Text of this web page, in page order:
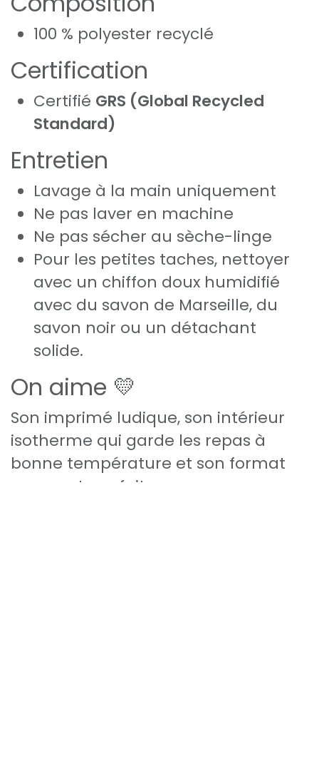
100 % polyester recyclé
Certification
Certifié GRS (Global Recycled
Standard)
Entretien
Lavage à la main uniquement
Ne pas laver en machine
Ne pas sécher au sèche-linge
Pour les petites taches, nettoyer
avec un chiffon doux humidifié
avec du savon de Marseille, du
savon noir ou un détachant
solide.
On aime 💛
Son imprimé ludique, son intérieur
isotherme qui garde les repas à
bonne température et son format
compact, parfait pour accompagner